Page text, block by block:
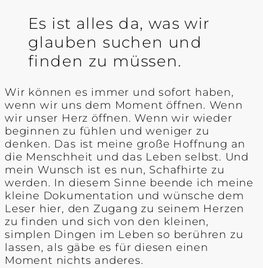
Es ist alles da, was wir
glauben suchen und
finden zu müssen.
Wir können es immer und sofort haben,
wenn wir uns dem Moment öffnen. Wenn
wir unser Herz öffnen. Wenn wir wieder
beginnen zu fühlen und weniger zu
denken. Das ist meine große Hoffnung an
die Menschheit und das Leben selbst. Und
mein Wunsch ist es nun, Schafhirte zu
werden. In diesem Sinne beende ich meine
kleine Dokumentation und wünsche dem
Leser hier, den Zugang zu seinem Herzen
zu finden und sich von den kleinen,
simplen Dingen im Leben so berühren zu
lassen, als gäbe es für diesen einen
Moment nichts anderes.